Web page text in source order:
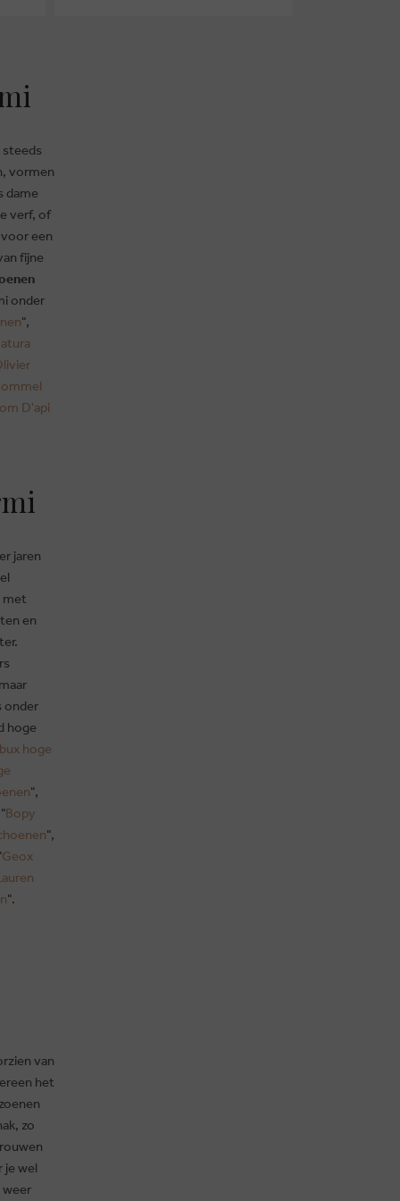
steeds
vormen
dame
verf, of
een
fijne
onder
",
D'api
jaren
met
en
onder
hoge
hoge
",
Bopy
",
Geox
".
van
het
zo
je wel
weer